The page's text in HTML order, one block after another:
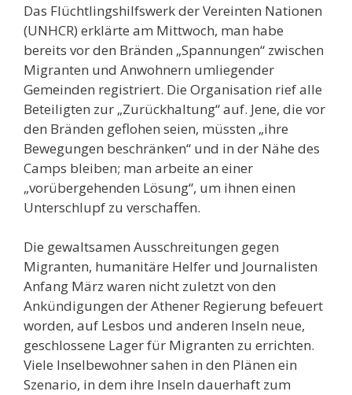
Das Flüchtlingshilfswerk der Vereinten Nationen
(UNHCR) erklärte am Mittwoch, man habe
bereits vor den Bränden „Spannungen“ zwischen
Migranten und Anwohnern umliegender
Gemeinden registriert. Die Organisation rief alle
Beteiligten zur „Zurückhaltung“ auf. Jene, die vor
den Bränden geflohen seien, müssten „ihre
Bewegungen beschränken“ und in der Nähe des
Camps bleiben; man arbeite an einer
„vorübergehenden Lösung“, um ihnen einen
Unterschlupf zu verschaffen.
Die gewaltsamen Ausschreitungen gegen
Migranten, humanitäre Helfer und Journalisten
Anfang März waren nicht zuletzt von den
Ankündigungen der Athener Regierung befeuert
worden, auf Lesbos und anderen Inseln neue,
geschlossene Lager für Migranten zu errichten.
Viele Inselbewohner sahen in den Plänen ein
Szenario, in dem ihre Inseln dauerhaft zum